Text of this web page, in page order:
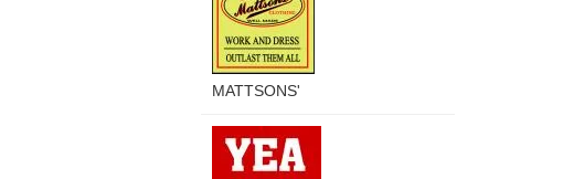
MATTSONS'